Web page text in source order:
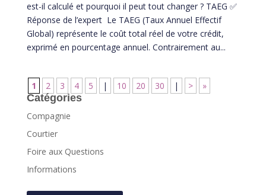
est-il calculé et pourquoi il peut tout changer ? TAEG ✅
Réponse de l’expert Le TAEG (Taux Annuel Effectif
Global) représente le coût total réel de votre crédit,
exprimé en pourcentage annuel. Contrairement au...
1 2 3 4 5 | 10 20 30 | > »
Catégories
Compagnie
Courtier
Foire aux Questions
Informations